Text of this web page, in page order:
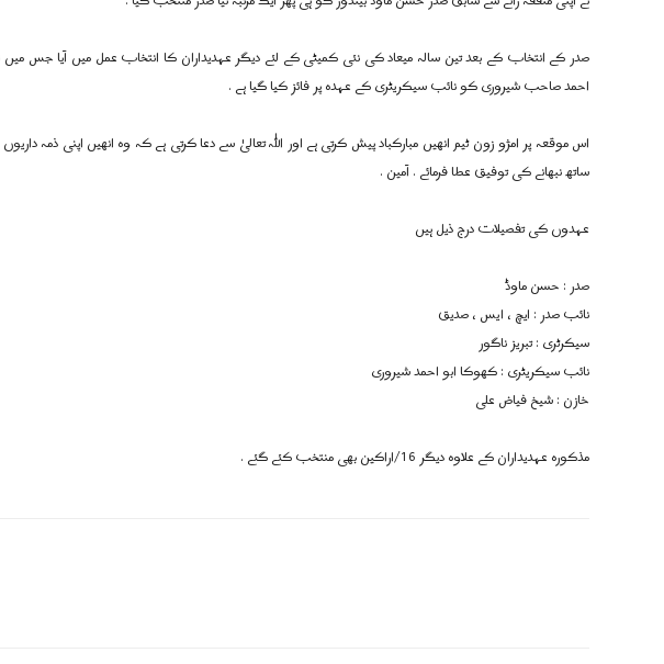
صدر کے انتخاب کے بعد تین سالہ میعاد کی نئی کمیٹی کے لئے دیگر عہدیداران کا انتخاب عمل میں آیا جس
احمد صاحب شیروری کو نائب سیکریٹری کے عہدہ پر فائز کیا گیا ہے .
اس موقعہ پر امژو زون ٹیم انھیں مبارکباد پیش کرتی ہے اور اللہ تعالیٰ سے دعا کرتی ہے کہ وہ انھیں اپنی ذمہ
ساتھ نبھانے کی توفیق عطا فرمائے . آمین .
عہدوں کی تفصیلات درج ذیل ہیں
صدر : حسن ماوڈ
نائب صدر : ایچ ، ايس ، صدیق
سیکرٹری : تبریز ناگور
نائب سیکریٹری : کھوکا ابو احمد شیروری
خازن : شیخ فیاض علی
مذکورہ عہدیداران کے علاوہ دیگر 16/اراکین بھی منتخب کئے گئے .